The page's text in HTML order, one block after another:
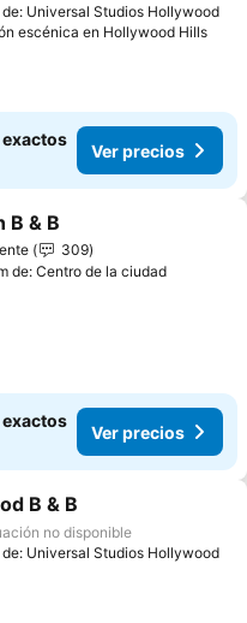
de: Universal Studios Hollywood
escénica en Hollywood Hills
Ver precios
a favoritos
B & B
309
de: Centro de la ciudad
Ver precios
a favoritos
B & B
no disponible
de: Universal Studios Hollywood